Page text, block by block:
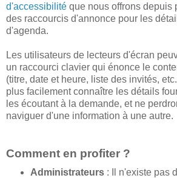
d'accessibilité que nous offrons depuis
des raccourcis d'annonce pour les
d'agenda.
Les utilisateurs de lecteurs d'écran
un raccourci clavier qui énonce le
(titre, date et heure, liste des invités,
plus facilement connaître les détails
les écoutant à la demande, et ne
naviguer d'une information à une autre.
Comment en profiter ?
Administrateurs: Il n'existe pas